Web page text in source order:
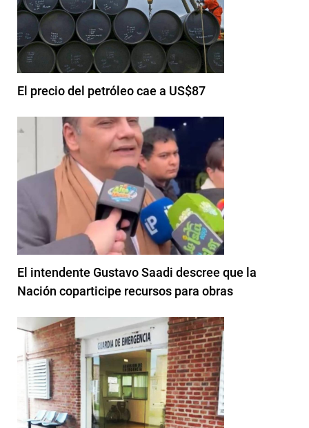
El precio del petróleo cae a US$87
El intendente Gustavo Saadi descree que la
Nación coparticipe recursos para obras